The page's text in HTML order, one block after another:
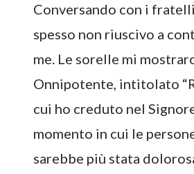
Conversando con i
spesso non riuscivo a
me. Le sorelle mi
Onnipotente, intitolato
cui ho creduto nel
momento in cui le
sarebbe più stata